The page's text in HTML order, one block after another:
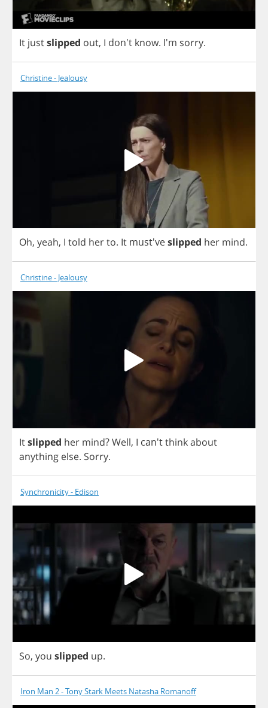
It justslipped out, I don't know. I'm sorry.
Christine - Jealousy
Oh, yeah, I told herto. It must'veslipped her mind.
Christine - Jealousy
Itslipped her mind?Well, I can'tthinkabout
anything else. Sorry.
Synchronicity - Edison
So, you slipped up.
Iron Man 2 - Tony Stark Meets Natasha Romanoff